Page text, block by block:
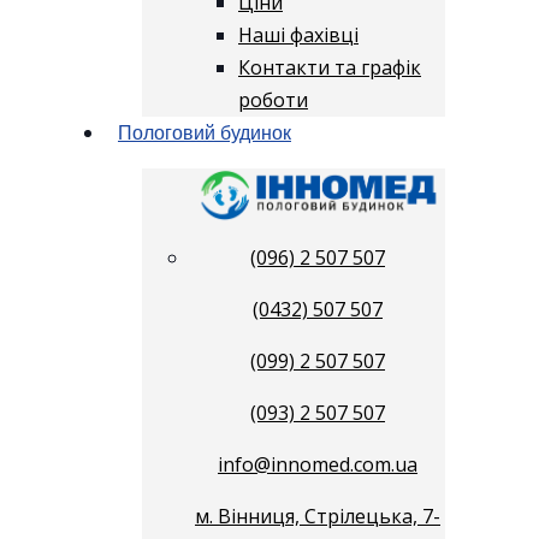
Наші фахівці
Контакти та графік
роботи
Пологовий будинок
(096) 2 507 507
(0432) 507 507
(099) 2 507 507
(093) 2 507 507
info@innomed.com.ua
м. Вінниця, Стрілецька, 7-